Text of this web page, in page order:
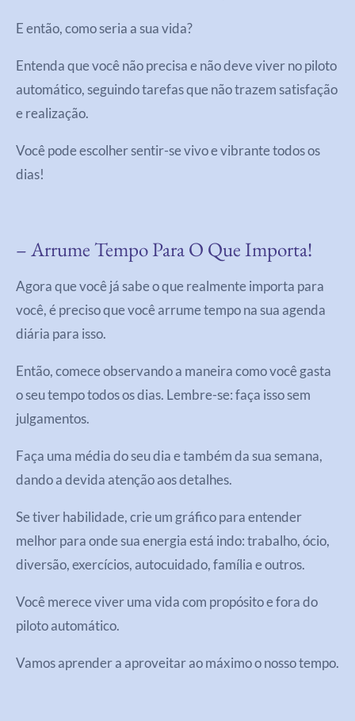
E então, como seria a sua vida?
Entenda que você não precisa e não deve viver no piloto
automático, seguindo tarefas que não trazem satisfação
e realização.
Você pode escolher sentir-se vivo e vibrante todos os
dias!
– Arrume Tempo Para O Que Importa!
Agora que você já sabe o que realmente importa para
você, é preciso que você arrume tempo na sua agenda
diária para isso.
Então, comece observando a maneira como você gasta
o seu tempo todos os dias. Lembre-se: faça isso sem
julgamentos.
Faça uma média do seu dia e também da sua semana,
dando a devida atenção aos detalhes.
Se tiver habilidade, crie um gráfico para entender
melhor para onde sua energia está indo: trabalho, ócio,
diversão, exercícios, autocuidado, família e outros.
Você merece viver uma vida com propósito e fora do
piloto automático.
Vamos aprender a aproveitar ao máximo o nosso tempo.